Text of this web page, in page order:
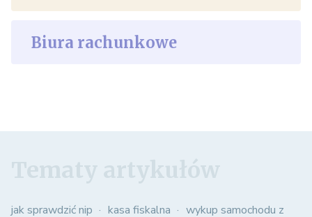
Biura rachunkowe
jak sprawdzić nip kasa fiskalna
wykup samochodu z